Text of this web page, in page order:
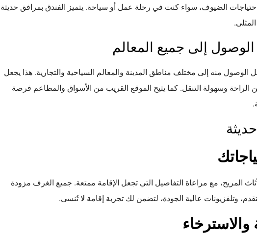
الضيوف، سواء كنت في رحلة عمل أو سياحة. يتميز الفندق بمرافق حديثة
إلى جميع المعالم
الوصول منه إلى مختلف مناطق المدينة والمعالم السياحية والتجارية. هذا يجعل
عن الراحة وسهولة التنقل. كما يتيح الموقع القريب من الأسواق والمطاعم فرصة
المريح، مع مراعاة التفاصيل التي تجعل الإقامة ممتعة. جميع الغرف مزودة
وتلفزيونات عالية الجودة، لتضمن لك تجربة إقامة لا تُنسى.